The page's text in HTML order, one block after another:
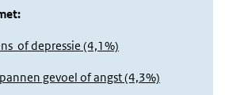
of depressie (4,1%)
gevoel of angst (4,3%)